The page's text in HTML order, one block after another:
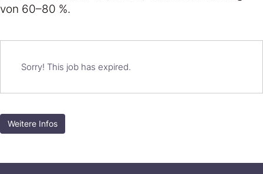
von 60–80 %.
Sorry! This job has expired.
Weitere Infos